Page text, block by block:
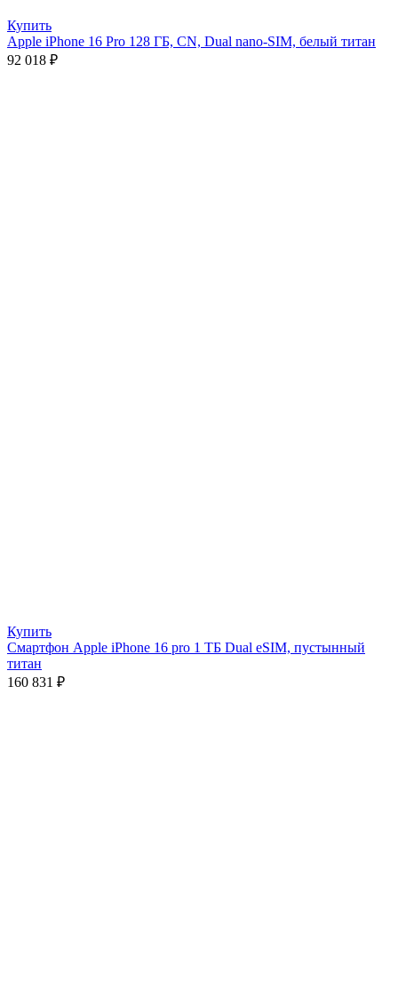
Купить
Apple iPhone 16 Pro 128 ГБ, CN, Dual nano-SIM, белый титан
92 018 ₽
Купить
Смартфон Apple iPhone 16 pro 1 ТБ Dual eSIM, пустынный
титан
160 831 ₽